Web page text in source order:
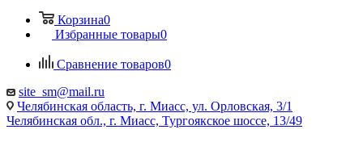
Корзина0
Избранные товары0
Сравнение товаров0
site_sm@mail.ru
Челябинская область, г. Миасс, ул. Орловская, 3/1
Челябинская обл., г. Миасс, Тургоякское шоссе, 13/49